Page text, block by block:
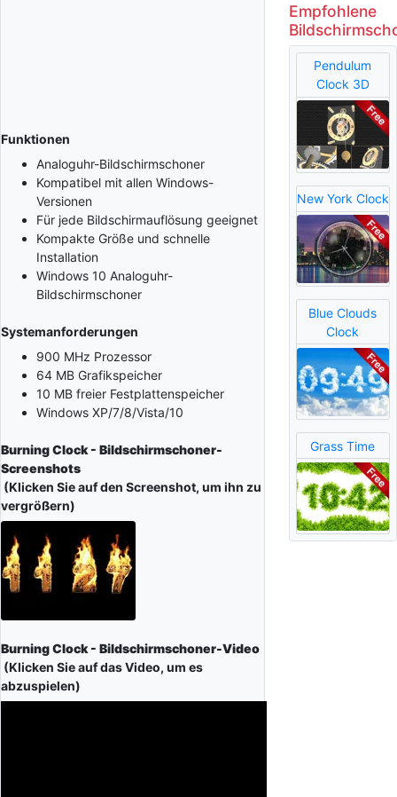
Funktionen
Analoguhr-Bildschirmschoner
Kompatibel mit allen Windows-
Versionen
Für jede Bildschirmauflösung geeignet
Kompakte Größe und schnelle
Installation
Windows 10 Analoguhr-
Bildschirmschoner
Systemanforderungen
900 MHz Prozessor
64 MB Grafikspeicher
10 MB freier Festplattenspeicher
Windows XP/7/8/Vista/10
Burning Clock - Bildschirmschoner-
Screenshots
(Klicken Sie auf den Screenshot, um ihn zu
vergrößern)
Burning Clock - Bildschirmschoner-Video
(Klicken Sie auf das Video, um es
abzuspielen)
Empfohlene
Pendulum
Clock 3D
New York Clock
Blue Clouds
Clock
Grass Time